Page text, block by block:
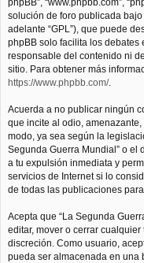
phpBB”, “www.phpbb.com”,
solución de foro publicada bajo
adelante “GPL”), que puede
phpBB solo facilita los debates
responsable del contenido ni
sitio. Para obtener más
https://www.phpbb.com/.
Acuerda a no publicar ningún
que incite al odio,
modo, ya sea según la
Segunda Guerra Mundial” o el
a tu expulsión inmediata y
servicios de Internet si lo
de todas las publicaciones
Acepta que “La Segunda
editar, mover o cerrar
discreción. Como usuario,
pueda ser almacenada en una